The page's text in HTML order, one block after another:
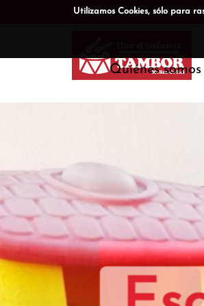
Utilizamos Cookies, sólo para
Quiénes somos